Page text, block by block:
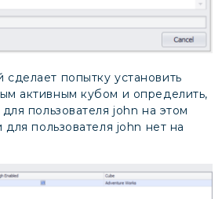
попытку установить
активным кубом и определить,
пользователя john на этом
пользователя john нет на